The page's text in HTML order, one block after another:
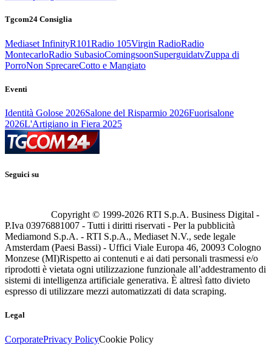
Tgcom24 Consiglia
Mediaset InfinityR101Radio 105Virgin RadioRadio
MontecarloRadio SubasioComingsoonSuperguidatvZuppa di
PorroNon SprecareCotto e Mangiato
Eventi
Identità Golose 2026Salone del Risparmio 2026Fuorisalone
2026L'Artigiano in Fiera 2025
Seguici su
Copyright © 1999-2026 RTI S.p.A. Business Digital -
P.Iva 03976881007 - Tutti i diritti riservati - Per la pubblicità
Mediamond S.p.A. - RTI S.p.A., Mediaset N.V., sede legale
Amsterdam (Paesi Bassi) - Uffici Viale Europa 46, 20093 Cologno
Monzese (MI)Rispetto ai contenuti e ai dati personali trasmessi e/o
riprodotti è vietata ogni utilizzazione funzionale all’addestramento di
sistemi di intelligenza artificiale generativa. È altresì fatto divieto
espresso di utilizzare mezzi automatizzati di data scraping.
Legal
CorporatePrivacy PolicyCookie Policy